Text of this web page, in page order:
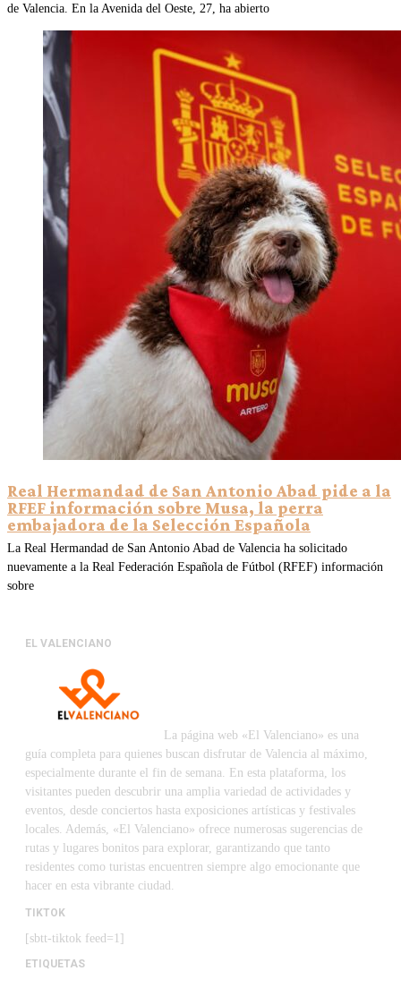
de Valencia. En la Avenida del Oeste, 27, ha abierto
Real Hermandad de San Antonio Abad pide a la
RFEF información sobre Musa, la perra
embajadora de la Selección Española
La Real Hermandad de San Antonio Abad de Valencia ha solicitado
nuevamente a la Real Federación Española de Fútbol (RFEF) información
sobre
EL VALENCIANO
La página web «El Valenciano» es una
guía completa para quienes buscan disfrutar de Valencia al máximo,
especialmente durante el fin de semana. En esta plataforma, los
visitantes pueden descubrir una amplia variedad de actividades y
eventos, desde conciertos hasta exposiciones artísticas y festivales
locales. Además, «El Valenciano» ofrece numerosas sugerencias de
rutas y lugares bonitos para explorar, garantizando que tanto
residentes como turistas encuentren siempre algo emocionante que
hacer en esta vibrante ciudad.
TIKTOK
[sbtt-tiktok feed=1]
ETIQUETAS